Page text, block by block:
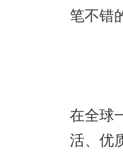
笔不错
在全球
活、优